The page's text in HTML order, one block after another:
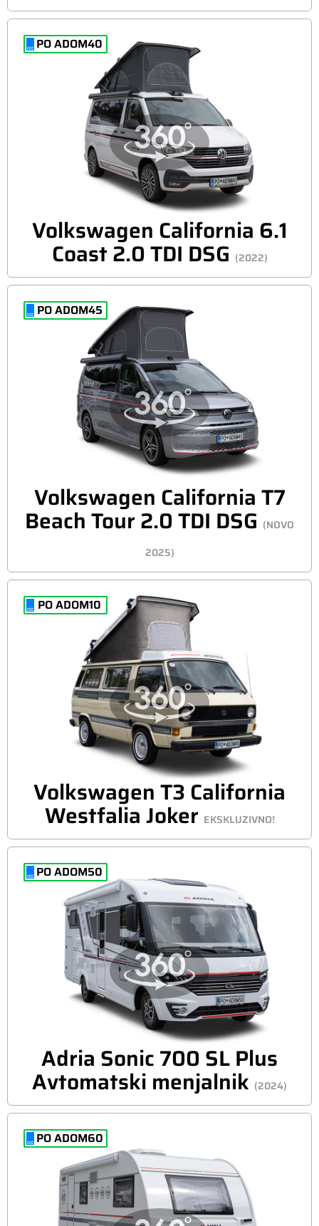
PO ADOM40
Volkswagen California 6.1
Coast 2.0 TDI DSG (2022)
PO ADOM45
Volkswagen California T7
Beach Tour 2.0 TDI DSG (NOVO
2025)
PO ADOM10
Volkswagen T3 California
Westfalia Joker EKSKLUZIVNO!
PO ADOM50
Adria Sonic 700 SL Plus
Avtomatski menjalnik (2024)
PO ADOM60